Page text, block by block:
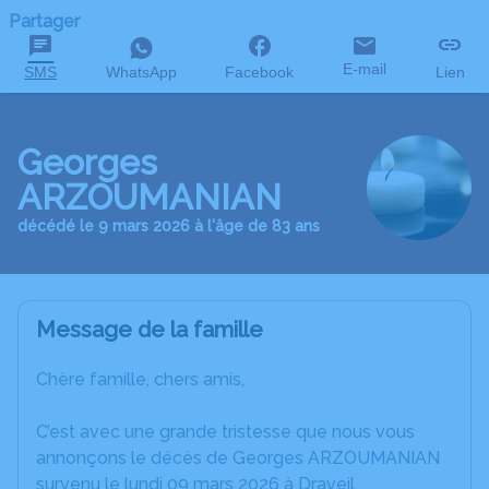
Partager
SMS WhatsApp Facebook E-mail Lien
Georges
ARZOUMANIAN
décédé le 9 mars 2026 à l'âge de 83 ans
Message de la famille
Chère famille, chers amis,
C’est avec une grande tristesse que nous vous
annonçons le décès de Georges ARZOUMANIAN
survenu le lundi 09 mars 2026 à Draveil.